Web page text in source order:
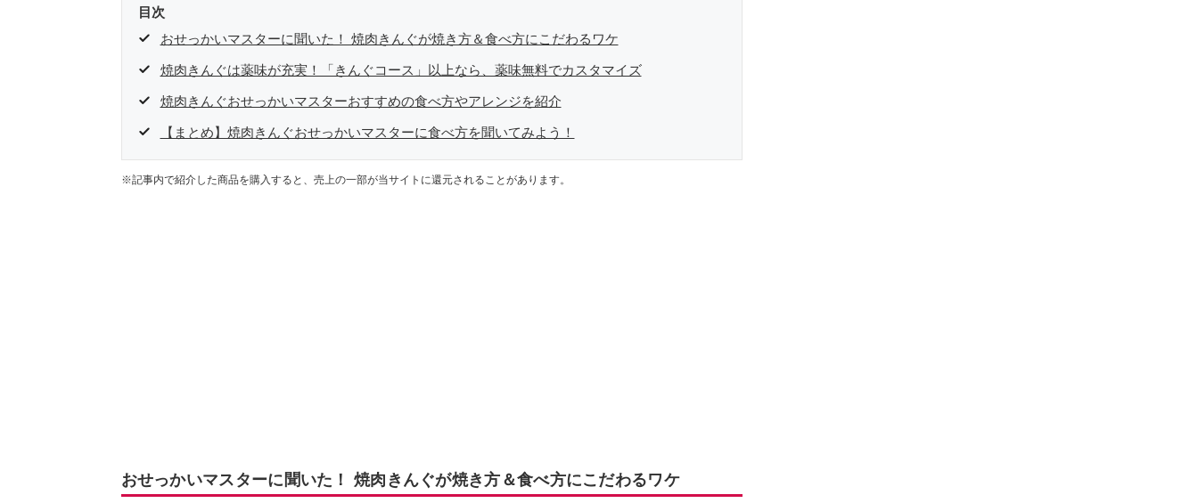
目次
おせっかいマスターに聞いた！ 焼肉きんぐが焼き方＆食べ方にこだわるワケ
焼肉きんぐは薬味が充実！「きんぐコース」以上なら、薬味無料でカスタマイズ
焼肉きんぐおせっかいマスターおすすめの食べ方やアレンジを紹介
【まとめ】焼肉きんぐおせっかいマスターに食べ方を聞いてみよう！
※記事内で紹介した商品を購入すると、売上の一部が当サイトに還元されることがあります。
おせっかいマスターに聞いた！ 焼肉きんぐが焼き方＆食べ方にこだわるワケ